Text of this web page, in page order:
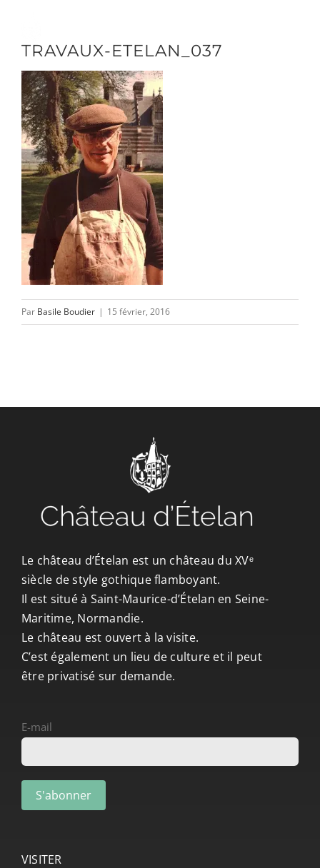
contenu
DÉCOUVRIR
VENIR
NOUS SUIVRE
L’ASSOCIATION
CONTACT/ACCÈS
TRAVAUX-ETELAN_037
Par Basile Boudier | 15 février, 2016
Le château d’Ételan est un château du XVᵉ
siècle de style gothique flamboyant.
Il est situé à Saint-Maurice-d’Ételan en Seine-
Maritime, Normandie.
Le château est ouvert à la visite.
C’est également un lieu de culture et il peut
être privatisé sur demande.
E-mail
VISITER